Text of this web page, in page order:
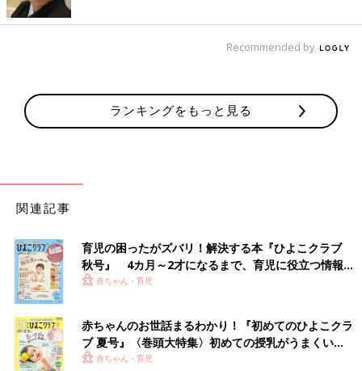
「２人連れて大変ですね～」と！！！
え！？笑
君、小学生だよね！？分かってくれるの！？
きっと小さい弟か妹がいるのかなぁ。また会いたいと思った男の
子でした＾＾
―連載第17回に続く。お楽しみに！
[uchinokoto.まいこ]
長野県在住の美容師。４才娘と２才息子のママ。
『ひよこクラブ』ひよこ組で育児「あるある」絵日記を連載、
毎日の子育ての記録ををインスタグラム（
Recommended by
ランキングをもっと見る
関連記事
育児の困ったがズバリ！解決する本『ひよこクラブ
秋号』 4カ月～2才になるまで、育児に役立つ情報が
いっぱい！
赤ちゃん・育児
赤ちゃんのお世話まるわかり！『初めてのひよこクラ
ブ 夏号』〈巻頭大特集〉初めての授乳がうまくい
く！ おっぱい・ミルクの基本と夏のトラブル 解決テ
赤ちゃん・育児